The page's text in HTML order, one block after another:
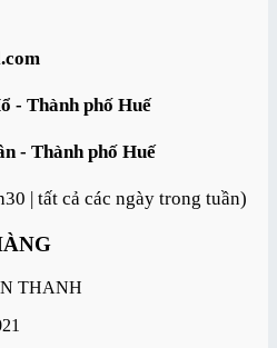
- Thành phố Huế
- Thành phố Huế
| tất cả các ngày trong tuần)
THANH